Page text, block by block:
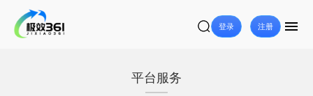
登录 注册
平台服务